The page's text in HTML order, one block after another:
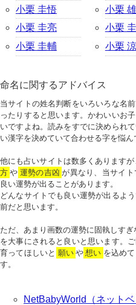
小栗 圭悟
小栗 圭亮
小栗 圭輔
小栗
小栗
小栗
命名に関するアドバイス
当サイトの姓名判断をいろいろな名
ったりすると思います。かわいいお
いですよね。読みをすでに決められ
い漢字を決めていて合わせる字を悩ん
他にも占いサイトは数多くありますが
方 や 運勢の吉凶 が異なり、当サイ
良い運勢が出ることがあります。
どんなサイトでも良い運勢が出るよ
前だと思います。
ただ、あまり画数の運勢に固執しす
を大事にされると良いと思います。
育ってほしいと 願い や 想い を込め
す。
NetBabyWorld（ネットベ